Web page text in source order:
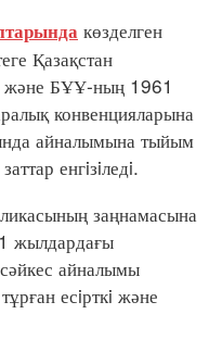
көзделген
Қазақстан
және БҰҰ-ның 1961
конвенцияларына
айналымына тыйым
енгiзiледi.
заңнамасына
жылдардағы
айналымы
есiрткi және